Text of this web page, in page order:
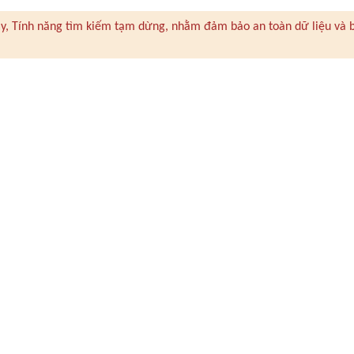
Tính năng tìm kiếm tạm dừng, nhằm đảm bảo an toàn dữ liệu và